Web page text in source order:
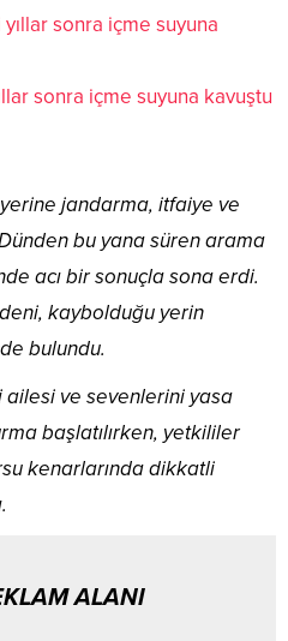
sonra içme suyuna kavuştu
jandarma, itfaiye ve
bu yana süren arama
acı bir sonuçla sona erdi.
kaybolduğu yerin
bulundu.
ailesi ve sevenlerini yasa
başlatılırken, yetkililer
kenarlarında dikkatli
ALANI